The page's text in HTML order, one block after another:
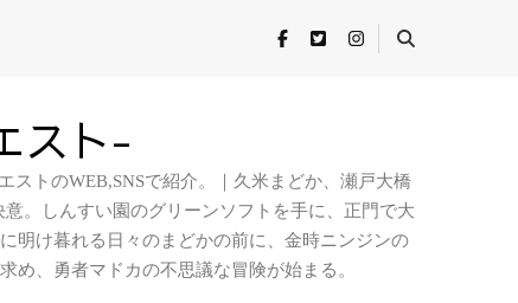
スト-
トのWEB,SNSで紹介。｜久米まどか、瀬戸大橋
。しんすい園のグリーンソフトを手に、正門で大
明け暮れる日々のまどかの前に、金時ニンジンの
、勇者マドカの不思議な冒険が始まる。